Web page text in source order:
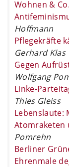
Wohnen &
Hoffmann
Pflegekräfte
Gerhard Klas
Gegen
Wolfgang
Linke-
Thies Gleiss
Lebenslaute:
Atomraketen
Pomrehn
Berliner
Ehrenmale